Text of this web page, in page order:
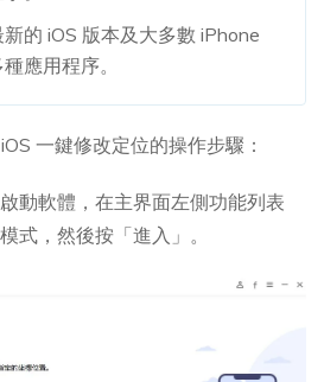
的 iOS 版本及大多數 iPhone
應用程序。
一鍵修改定位的操作步驟：
動軟體，在主界面左側功能列表
式，然後按「進入」。